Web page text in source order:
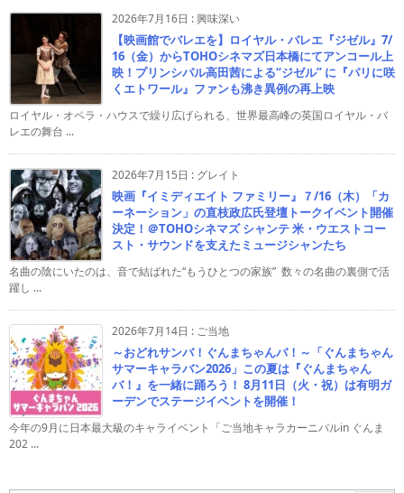
2026年7月16日 :興味深い
【映画館でバレエを】ロイヤル・バレエ『ジゼル』7/
16（金）からTOHOシネマズ日本橋にてアンコール上
映！プリンシパル高田茜による“ジゼル” に『パリに咲
くエトワール』ファンも沸き異例の再上映
ロイヤル・オペラ・ハウスで繰り広げられる、世界最高峰の英国ロイヤル・バ
レエの舞台 ...
2026年7月15日 : グレイト
映画『イミディエイト ファミリー』７/16（木）「カ
ーネーション」の直枝政広氏登壇トークイベント開催
決定！＠TOHOシネマズ シャンテ 米・ウエストコー
スト・サウンドを支えたミュージシャンたち
名曲の陰にいたのは、音で結ばれた“もうひとつの家族” 数々の名曲の裏側で活
躍し ...
2026年7月14日 : ご当地
～おどれサンバ！ぐんまちゃんバ！～「ぐんまちゃん
サマーキャラバン2026」この夏は『ぐんまちゃん
バ！』を一緒に踊ろう！ 8月11日（火・祝）は有明ガ
ーデンでステージイベントを開催！
今年の9月に日本最大級のキャライベント「ご当地キャラカーニバルin ぐんま
202 ...